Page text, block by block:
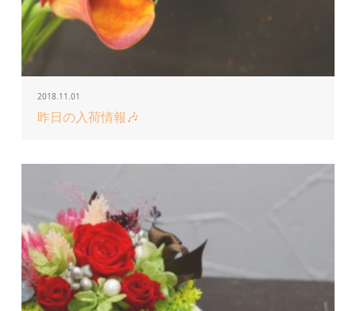
2018.11.01
昨日の入荷情報🎶